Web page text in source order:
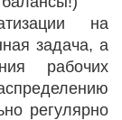
на
задача, а
рабочих
регулярно